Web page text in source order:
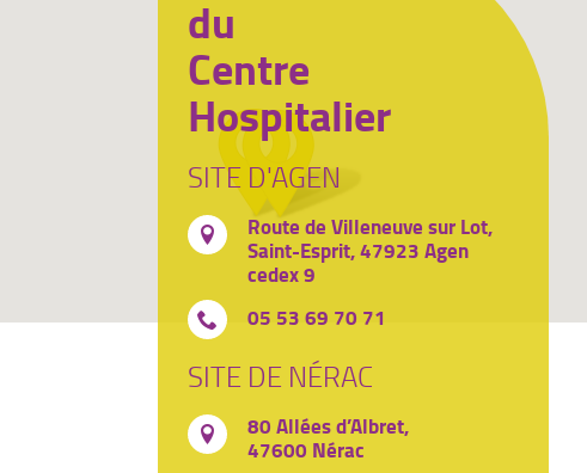
du
Centre
Hospitalier
SITE D'AGEN
Route de Villeneuve sur Lot,
Saint-Esprit, 47923 Agen
cedex 9
05 53 69 70 71
SITE DE NÉRAC
80 Allées d’Albret,
47600 Nérac